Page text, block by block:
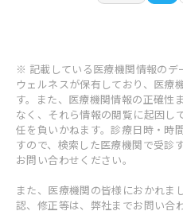
※ 記載している医療機関情報のデ
ウェルネスが保有しており、医療
す。また、医療機関情報の正確性
なく、それら情報の閲覧に起因し
任を負いかねます。診療日時・時
すので、検索した医療機関で受診
お問い合わせください。
また、医療機関の皆様におかれま
認、修正等は、弊社までお問い合